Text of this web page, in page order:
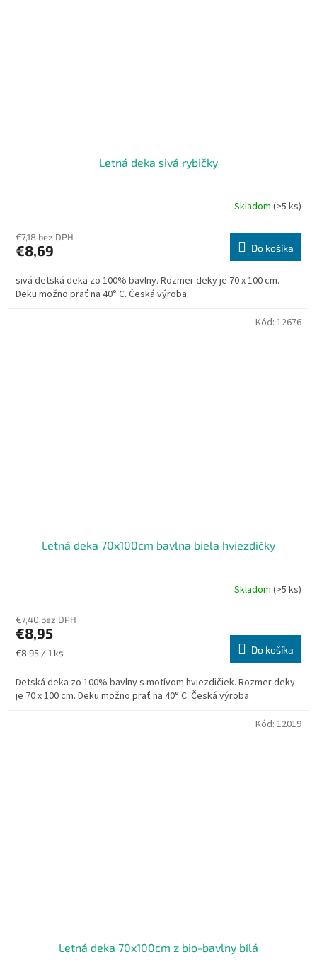
Letná deka sivá rybičky
Skladom (>5 ks)
€7,18 bez DPH
€8,69 Do košíka
sivá detská deka zo 100% bavlny. Rozmer deky je 70 x 100 cm.
Deku možno prať na 40° C. Česká výroba.
Letná deka 70x100cm bavlna biela hviezdičky
Skladom (>5 ks)
€7,40 bez DPH
€8,95
Jednotková
€8,95 / 1 ks Do košíka
Detská deka zo 100% bavlny s motívom hviezdičiek. Rozmer deky
je 70 x 100 cm. Deku možno prať na 40° C. Česká výroba.
Kód: 12676
Letná deka 70x100cm z bio-bavlny bílá
Kód: 12019